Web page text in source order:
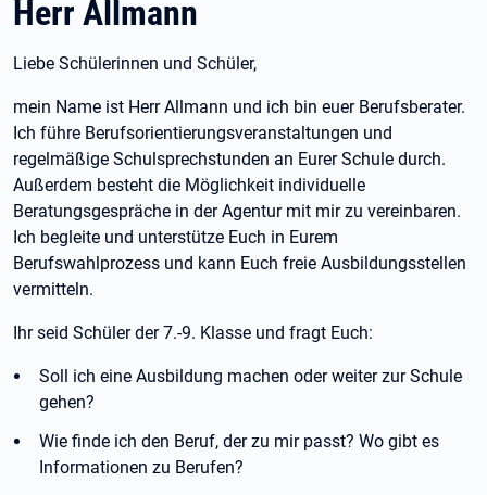
Herr Allmann
Liebe Schülerinnen und Schüler,
mein Name ist Herr Allmann und ich bin euer Berufsberater.
Ich führe Berufsorientierungsveranstaltungen und
regelmäßige Schulsprechstunden an Eurer Schule durch.
Außerdem besteht die Möglichkeit individuelle
Beratungsgespräche in der Agentur mit mir zu vereinbaren.
Ich begleite und unterstütze Euch in Eurem
Berufswahlprozess und kann Euch freie Ausbildungsstellen
vermitteln.
Ihr seid Schüler der 7.-9. Klasse und fragt Euch:
Soll ich eine Ausbildung machen oder weiter zur Schule
gehen?
Wie finde ich den Beruf, der zu mir passt? Wo gibt es
Informationen zu Berufen?